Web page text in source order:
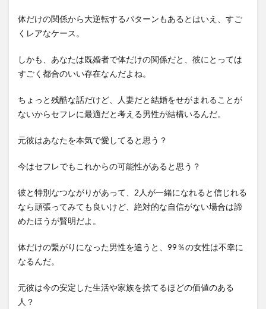
体だけの関係から大逆転するパターンもあるとはいえ、すご
くレアなケース。
しかも、あなたは既婚者で体だけの関係だと、彼にとっては
すごく都合のいい存在なんだよね。
ちょっと残酷な話だけど、人妻だと結婚をせがまれることが
ないからセフレに最適だと考える男性が結構いるんだ。
元彼はあなたを本気で愛してると思う？
今はセフレでもこれからの可能性があると思う？
彼と特別なつながりがあって、2人が一緒になれると信じれる
なら頑張ってみても良いけど、絶対的な自信がない場合は諦
めたほうが賢明だよ。
体だけの繋がりになった男性を追うと、99％の女性は不幸に
なるんだ。
元彼は今の安定した生活や家族を捨てるほどの価値のある
人？